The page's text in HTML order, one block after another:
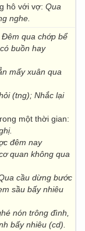
hô với vợ: Qua
nghe.
Đêm qua chớp bể
buồn hay
mấy xuân qua
(tng); Nhắc lại
một thời gian:
đêm nay
quan không qua
cầu dừng bước
sầu bấy nhiêu
nón trông đình,
bấy nhiêu (cd).